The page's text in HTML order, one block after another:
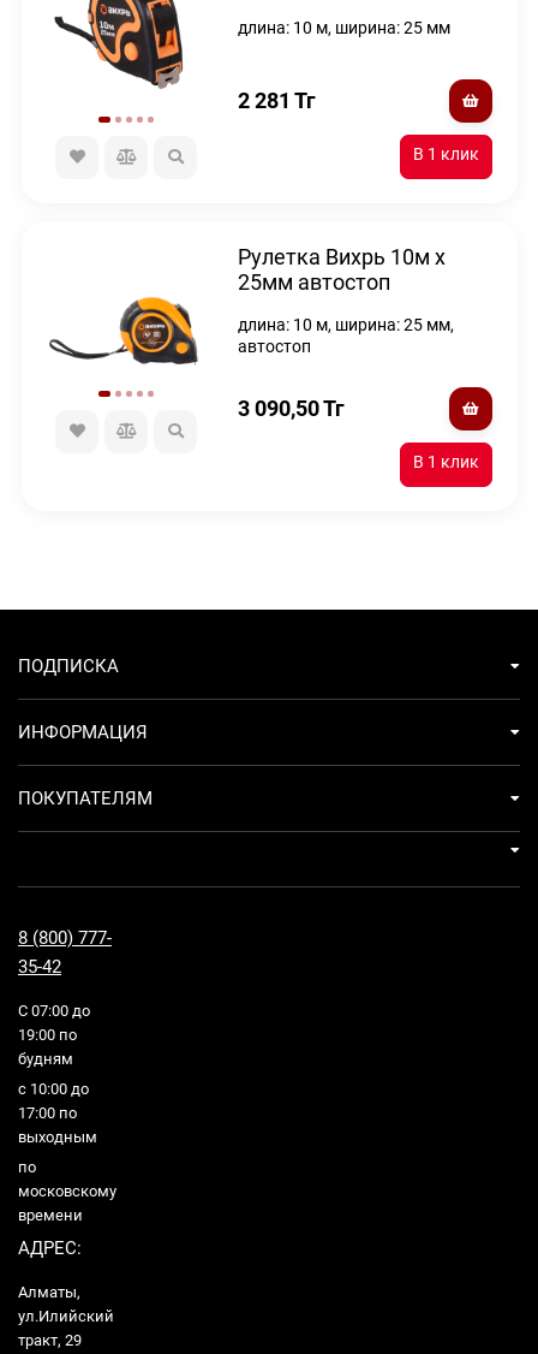
длина: 10 м, ширина: 25 мм
2 281 Тг
Рулетка Вихрь 10м х
25мм автостоп
длина: 10 м, ширина: 25 мм,
автостоп
3 090,50Тг
ПОДПИСКА
ИНФОРМАЦИЯ
ПОКУПАТЕЛЯМ
8 (800) 777-
35-42
С 07:00 до
19:00 по
будням
с 10:00 до
17:00 по
выходным
по
московскому
времени
АДРЕС:
Алматы,
ул.Илийский
тракт, 29